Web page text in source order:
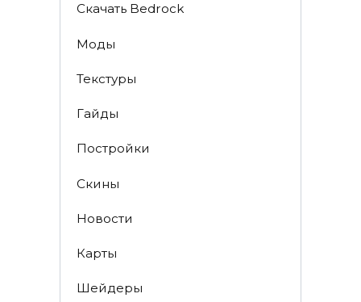
Скачать Bedrock
Моды
Текстуры
Гайды
Постройки
Скины
Новости
Карты
Шейдеры